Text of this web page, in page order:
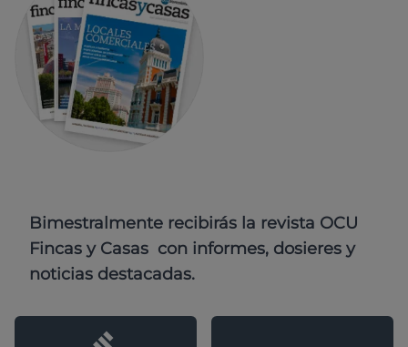
Bimestralmente recibirás la revista OCU
Fincas y Casas con informes, dosieres y
noticias destacadas.